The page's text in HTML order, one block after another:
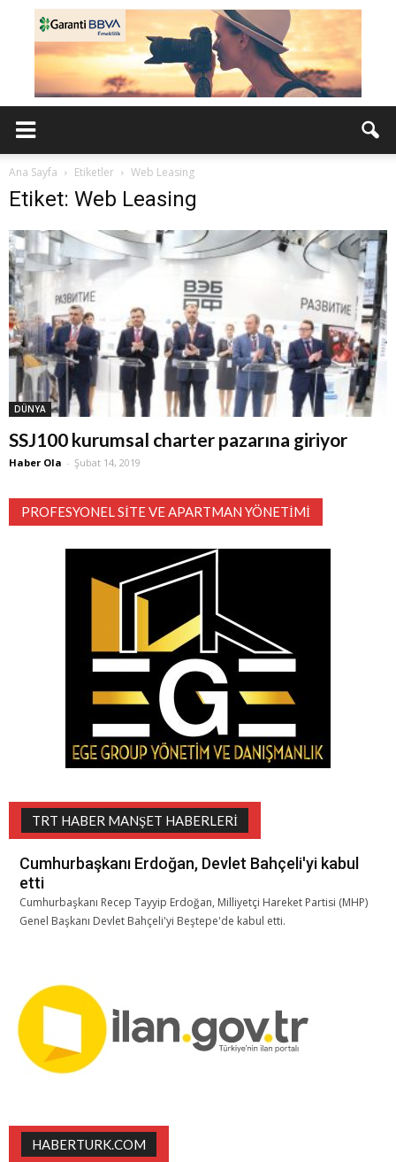
Ana Sayfa Etiketler Web Leasing
Etiket: Web Leasing
DÜNYA
SSJ100 kurumsal charter pazarına giriyor
Haber Ola - Şubat 14, 2019
PROFESYONEL SITE VE APARTMAN YÖNETIMI
TRT HABER MANŞET HABERLERI
Cumhurbaşkanı Erdoğan, Devlet Bahçeli'yi kabul
etti
Cumhurbaşkanı Recep Tayyip Erdoğan, Milliyetçi Hareket Partisi (MHP)
Genel Başkanı Devlet Bahçeli'yi Beştepe'de kabul etti.
HABERTURK.COM